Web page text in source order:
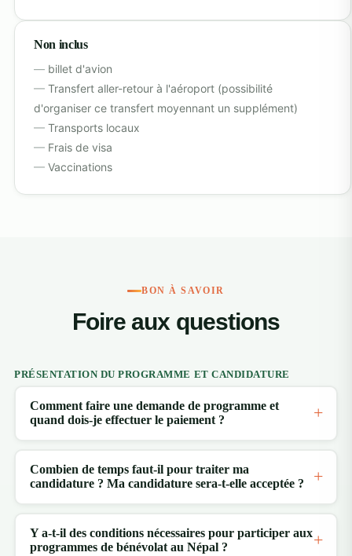
Non inclus
billet d'avion
Transfert aller-retour à l'aéroport (possibilité
d'organiser ce transfert moyennant un supplément)
Transports locaux
Frais de visa
Vaccinations
BON À SAVOIR
Foire aux questions
PRÉSENTATION DU PROGRAMME ET CANDIDATURE
Comment faire une demande de programme et
quand dois-je effectuer le paiement ?
Combien de temps faut-il pour traiter ma
candidature ? Ma candidature sera-t-elle acceptée ?
Y a-t-il des conditions nécessaires pour participer aux
programmes de bénévolat au Népal ?